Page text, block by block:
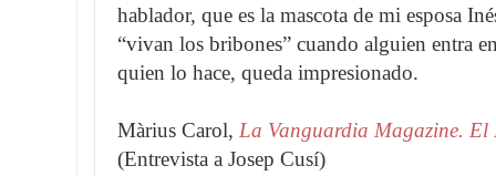
hablador, que es la mascota de mi esposa
“vivan los bribones” cuando alguien entra
quien lo hace, queda impresionado.
Màrius Carol, La Vanguardia Magazine. El
(Entrevista a Josep Cusí)